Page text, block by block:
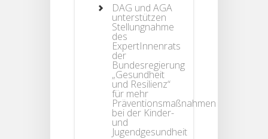
DAG und AGA
unterstützen
Stellungnahme
des
ExpertInnenrats
der
Bundesregierung
„Gesundheit
und Resilienz“
für mehr
Präventionsmaßnahmen
bei der Kinder-
und
Jugendgesundheit